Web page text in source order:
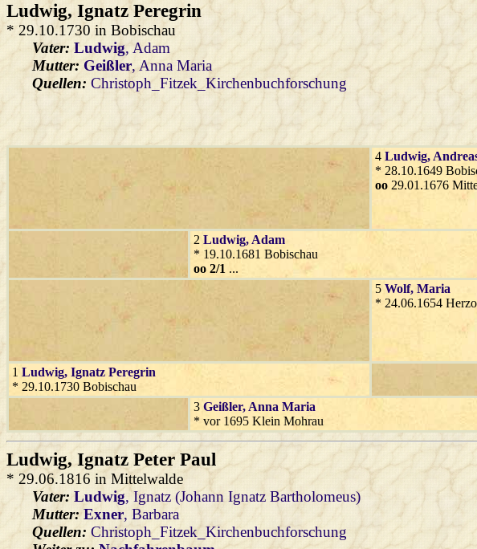
Ludwig, Ignatz Peregrin
* 29.10.1730 in Bobischau
Vater:Ludwig, Adam
Mutter: Geißler, Anna Maria
Quellen: Christoph_Fitzek_Kirchenbuchforschung
4 Ludwig,
* 28.10.1649
oo 29.01.1676
2 Ludwig, Adam
* 19.10.1681 Bobischau
oo 2/1 ...
5 Wolf, Maria
* 24.06.1654
1 Ludwig, Ignatz Peregrin
* 29.10.1730 Bobischau
3 Geißler, Anna Maria
* vor 1695 Klein Mohrau
Ludwig, Ignatz Peter Paul
* 29.06.1816 in Mittelwalde
Vater: Ludwig, Ignatz (Johann Ignatz Bartholomeus)
Mutter:Exner, Barbara
Quellen: Christoph_Fitzek_Kirchenbuchforschung